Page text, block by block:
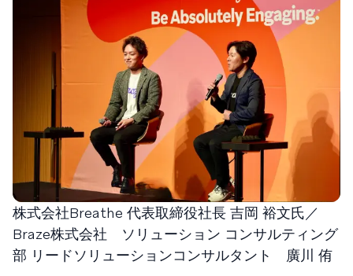
株式会社Breathe 代表取締役社長 吉岡 裕文氏／
Braze株式会社 ソリューション コンサルティング
部 リードソリューションコンサルタント 廣川 侑